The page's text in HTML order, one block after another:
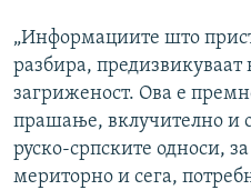
„Информациите што
разбира, предизвикуваат
загриженост. Ова е
прашање, вклучително и
руско-српските односи,
мериторно и сега,